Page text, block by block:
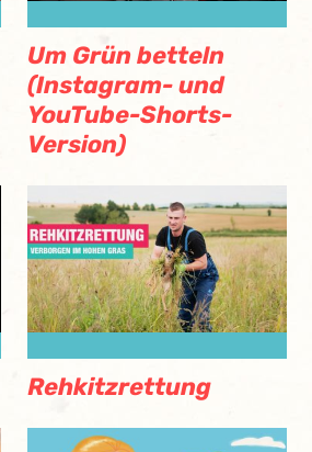
Um Grün betteln
(Instagram- und
YouTube-Shorts-
Version)
Rehkitzrettung